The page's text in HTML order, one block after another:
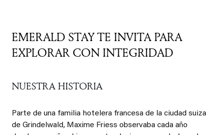
EMERALD STAY TE INVITA PARA
EXPLORAR CON INTEGRIDAD
NUESTRA HISTORIA
Parte de una familia hotelera francesa de la ciudad suiza
de Grindelwald, Maxime Friess observaba cada año